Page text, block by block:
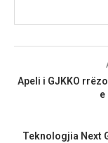
Apeli i GJKKO
e
Teknologjia Next